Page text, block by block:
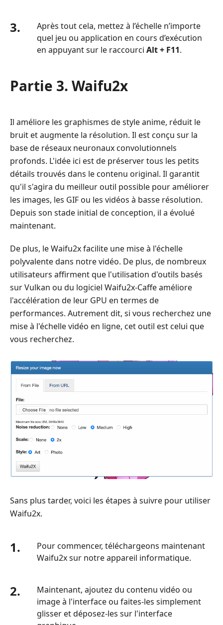
3.
Après tout cela, mettez à l’échelle n’importe
quel jeu ou application en cours d’exécution
en appuyant sur le raccourci Alt + F11.
Partie 3. Waifu2x
Il améliore les graphismes de style anime, réduit le
bruit et augmente la résolution. Il est conçu sur la
base de réseaux neuronaux convolutionnels
profonds. L'idée ici est de préserver tous les petits
détails trouvés dans le contenu original. Il garantit
qu'il s'agira du meilleur outil possible pour améliorer
les images, les GIF ou les vidéos à basse résolution.
Depuis son stade initial de conception, il a évolué
maintenant.
De plus, le Waifu2x facilite une mise à l'échelle
polyvalente dans notre vidéo. De plus, de nombreux
utilisateurs affirment que l'utilisation d'outils basés
sur Vulkan ou du logiciel Waifu2x-Caffe améliore
l'accélération de leur GPU en termes de
performances. Autrement dit, si vous recherchez une
mise à l'échelle vidéo en ligne, cet outil est celui que
vous recherchez.
Sans plus tarder, voici les étapes à suivre pour utiliser
Waifu2x.
1.
Pour commencer, téléchargeons maintenant
Waifu2x sur notre appareil informatique.
2.
Maintenant, ajoutez du contenu vidéo ou
image à l'interface ou faites-les simplement
glisser et déposez-les sur l'interface